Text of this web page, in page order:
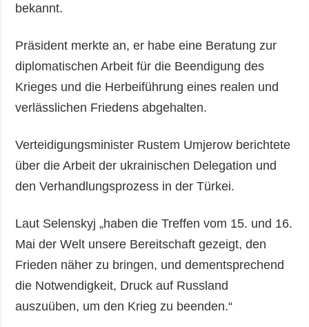
Fotos
bekannt.
Präsident merkte an, er habe eine Beratung zur
diplomatischen Arbeit für die Beendigung des
Krieges und die Herbeiführung eines realen und
verlässlichen Friedens abgehalten.
Verteidigungsminister Rustem Umjerow berichtete
über die Arbeit der ukrainischen Delegation und
den Verhandlungsprozess in der Türkei.
Laut Selenskyj „haben die Treffen vom 15. und 16.
Mai der Welt unsere Bereitschaft gezeigt, den
Frieden näher zu bringen, und dementsprechend
die Notwendigkeit, Druck auf Russland
auszuüben, um den Krieg zu beenden.“